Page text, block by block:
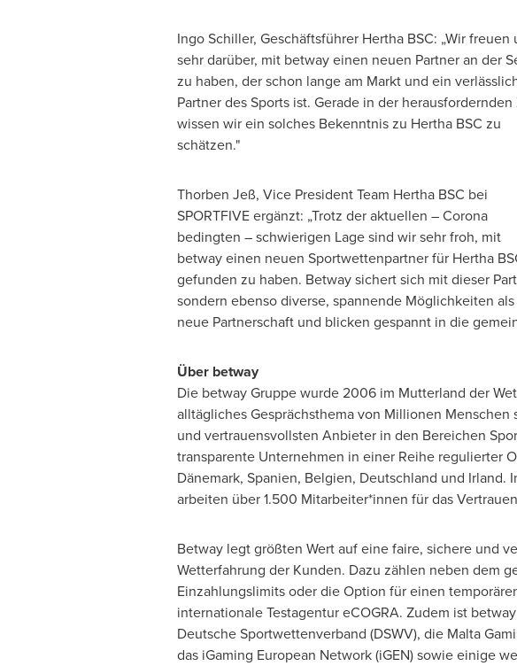
Ingo Schiller, Geschäftsführer Hertha BSC: „Wir freuen
sehr darüber, mit betway einen neuen Partner an der
zu haben, der schon lange am Markt und ein
Partner des Sports ist. Gerade in der herausfordernden
wissen wir ein solches Bekenntnis zu Hertha BSC zu
schätzen."
Thorben Jeß, Vice President Team Hertha BSC bei
SPORTFIVE ergänzt: „Trotz der aktuellen – Corona
bedingten – schwierigen Lage sind wir sehr froh, mit
betway einen neuen Sportwettenpartner für Hertha
gefunden zu haben. Betway sichert sich mit dieser
sondern ebenso diverse, spannende Möglichkeiten
neue Partnerschaft und blicken gespannt in die
Über betway
Die betway Gruppe wurde 2006 im Mutterland der
alltägliches Gesprächsthema von Millionen
und vertrauensvollsten Anbieter in den Bereichen
transparente Unternehmen in einer Reihe regulierter
Dänemark, Spanien, Belgien, Deutschland und Irland.
arbeiten über 1.500 Mitarbeiter*innen für das
Betway legt größten Wert auf eine faire, sichere und
Wetterfahrung der Kunden. Dazu zählen neben dem
Einzahlungslimits oder die Option für einen
internationale Testagentur eCOGRA. Zudem ist
Deutsche Sportwettenverband (DSWV), die Malta
das iGaming European Network (iGEN) sowie einige